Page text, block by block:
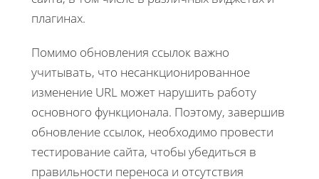
плагинах.
Помимо обновления ссылок важно
учитывать, что несанкционированное
изменение URL может нарушить работу
основного функционала. Поэтому, завершив
обновление ссылок, необходимо провести
тестирование сайта, чтобы убедиться в
правильности переноса и отсутствия